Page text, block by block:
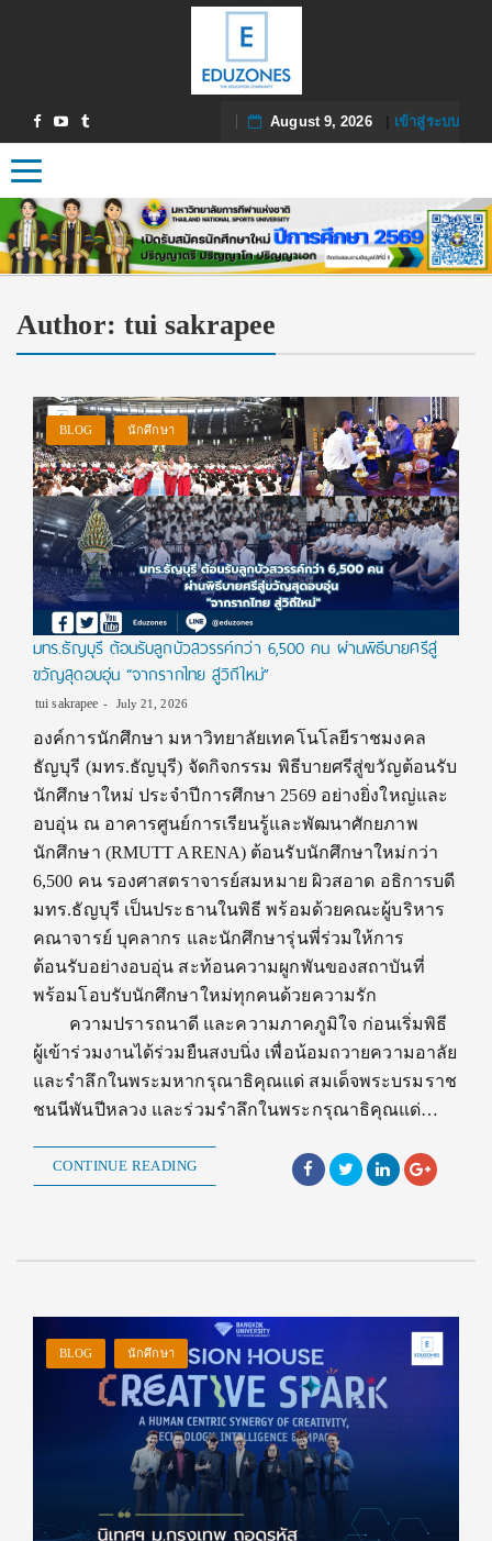
August 9, 2026| เข้าสู่ระบบ
Toggle navigation
Author: tui sakrapee
BLOG นักศึกษา
มทร.ธัญบุรี ต้อนรับลูกบัวสวรรค์กว่า 6,500 คน ผ่านพิธีบายศรีสู่
ขวัญสุดอบอุ่น “จากรากไทย สู่วิถีใหม่”
tui sakrapee July 21, 2026
องค์การนักศึกษา มหาวิทยาลัยเทคโนโลยีราชมงคล
ธัญบุรี (มทร.ธัญบุรี) จัดกิจกรรม พิธีบายศรีสู่ขวัญต้อนรับ
นักศึกษาใหม่ ประจำปีการศึกษา 2569 อย่างยิ่งใหญ่และ
อบอุ่น ณ อาคารศูนย์การเรียนรู้และพัฒนาศักยภาพ
นักศึกษา (RMUTT ARENA) ต้อนรับนักศึกษาใหม่กว่า
6,500 คน รองศาสตราจารย์สมหมาย ผิวสอาด อธิการบดี
มทร.ธัญบุรี เป็นประธานในพิธี พร้อมด้วยคณะผู้บริหาร
คณาจารย์ บุคลากร และนักศึกษารุ่นพี่ร่วมให้การ
ต้อนรับอย่างอบอุ่น สะท้อนความผูกพันของสถาบันที่
พร้อมโอบรับนักศึกษาใหม่ทุกคนด้วยความรัก
ความปรารถนาดี และความภาคภูมิใจ ก่อนเริ่มพิธี
ผู้เข้าร่วมงานได้ร่วมยืนสงบนิ่ง เพื่อน้อมถวายความอาลัย
และรำลึกในพระมหากรุณาธิคุณแด่ สมเด็จพระบรมราช
ชนนีพันปีหลวง และร่วมรำลึกในพระกรุณาธิคุณแด่…
CONTINUE READING
BLOG นักศึกษา